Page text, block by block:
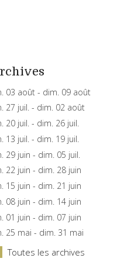
03 août - dim. 09 août
27 juil. - dim. 02 août
20 juil. - dim. 26 juil.
13 juil. - dim. 19 juil.
29 juin - dim. 05 juil.
22 juin - dim. 28 juin
15 juin - dim. 21 juin
08 juin - dim. 14 juin
01 juin - dim. 07 juin
25 mai - dim. 31 mai
Toutes les archives